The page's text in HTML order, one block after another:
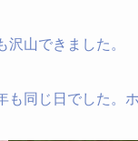
山できました。
同じ日でした。ホ